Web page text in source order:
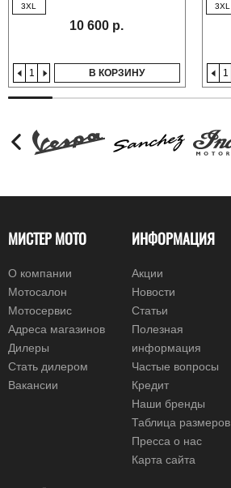
3XL
10 600 р.
В КОРЗИНУ
3XL
МИСТЕР МОТО
О компании
Мотосалон
Мотосервис
Адреса магазинов
Дилеры
Стать дилером
Вакансии
ИНФОРМАЦИЯ
Акции
Новости
Статьи
Полезная
информация
Частые вопросы
Кредит
Наши бренды
Таблица размеров
Пресса о нас
Карта сайта